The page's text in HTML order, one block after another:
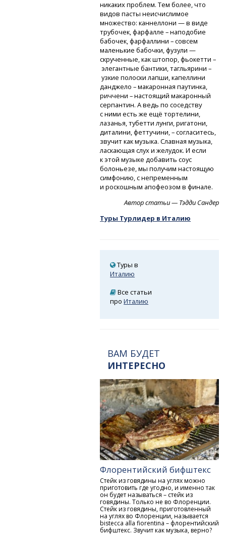
никаких проблем. Тем более, что
видов пасты неисчислимое
множество: каннеллони — в виде
трубочек, фарфалле – наподобие
бабочек, фарфаллини – совсем
маленькие бабочки, фузули —
скрученные, как штопор, фьокетти –
элегантные бантики, тагльярини –
узкие полоски лапши, капеллини
данджело – макаронная паутинка,
риччени – настоящий макаронный
серпантин. А ведь по соседству
с ними есть же ещё тортелини,
лазанья, тубетти лунги, ригатони,
диталини, феттучини, – согласитесь,
звучит как музыка. Славная музыка,
ласкающая слух и желудок. И если
к этой музыке добавить соус
болоньезе, мы получим настоящую
симфонию, с непременным
и роскошным апофеозом в финале.
Автор статьи — Тэдди Сандер
Туры Турлидер в Италию
Туры в
Италию
Все статьи
проИталию
ВАМ БУДЕТ
ИНТЕРЕСНО
Флорентийский бифштекс
Стейк из говядины на углях можно
приготовить где угодно, и именно так
он будет называться – стейк из
говядины. Только не во Флоренции.
Стейк из говядины, приготовленный
на углях во Флоренции, называется
bistecca alla fiorentina – флорентийский
бифштекс. Звучит как музыка, верно?